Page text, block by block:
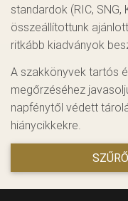
standardok (RIC,
összeállítottunk
ritkább kiadványok
A szakkönyvek tartós
megőrzéséhez
napfénytől védett
hiánycikkekre.